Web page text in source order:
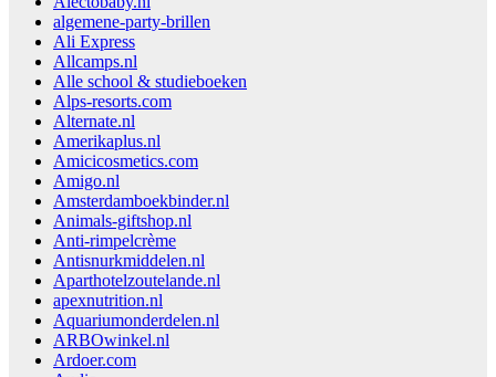
algemene-party-brillen
Ali Express
Allcamps.nl
Alle school & studieboeken
Alps-resorts.com
Alternate.nl
Amerikaplus.nl
Amicicosmetics.com
Amigo.nl
Amsterdamboekbinder.nl
Animals-giftshop.nl
Anti-rimpelcrème
Antisnurkmiddelen.nl
Aparthotelzoutelande.nl
apexnutrition.nl
Aquariumonderdelen.nl
ARBOwinkel.nl
Ardoer.com